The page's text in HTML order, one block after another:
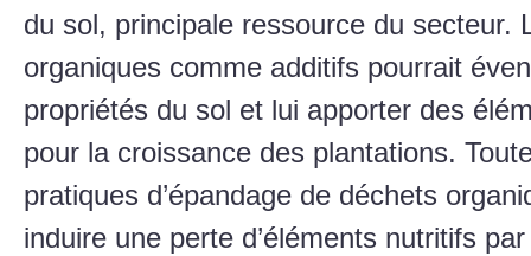
du sol, principale ressource du secteur.
organiques comme additifs pourrait
propriétés du sol et lui apporter des
pour la croissance des plantations.
pratiques d’épandage de déchets
induire une perte d’éléments nutritifs